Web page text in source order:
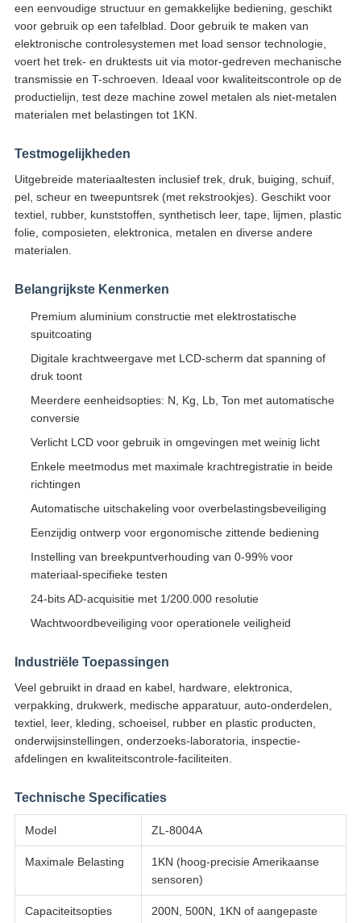
een eenvoudige structuur en gemakkelijke bediening, geschikt
voor gebruik op een tafelblad. Door gebruik te maken van
elektronische controlesystemen met load sensor technologie,
voert het trek- en druktests uit via motor-gedreven mechanische
transmissie en T-schroeven. Ideaal voor kwaliteitscontrole op de
productielijn, test deze machine zowel metalen als niet-metalen
materialen met belastingen tot 1KN.
Testmogelijkheden
Uitgebreide materiaaltesten inclusief trek, druk, buiging, schuif,
pel, scheur en tweepuntsrek (met rekstrookjes). Geschikt voor
textiel, rubber, kunststoffen, synthetisch leer, tape, lijmen, plastic
folie, composieten, elektronica, metalen en diverse andere
materialen.
Belangrijkste Kenmerken
Premium aluminium constructie met elektrostatische
spuitcoating
Digitale krachtweergave met LCD-scherm dat spanning of
druk toont
Meerdere eenheidsopties: N, Kg, Lb, Ton met automatische
conversie
Verlicht LCD voor gebruik in omgevingen met weinig licht
Enkele meetmodus met maximale krachtregistratie in beide
richtingen
Automatische uitschakeling voor overbelastingsbeveiliging
Eenzijdig ontwerp voor ergonomische zittende bediening
Instelling van breekpuntverhouding van 0-99% voor
materiaal-specifieke testen
24-bits AD-acquisitie met 1/200.000 resolutie
Wachtwoordbeveiliging voor operationele veiligheid
Industriële Toepassingen
Veel gebruikt in draad en kabel, hardware, elektronica,
verpakking, drukwerk, medische apparatuur, auto-onderdelen,
textiel, leer, kleding, schoeisel, rubber en plastic producten,
onderwijsinstellingen, onderzoeks-laboratoria, inspectie-
afdelingen en kwaliteitscontrole-faciliteiten.
Technische Specificaties
Model ZL-8004A
Maximale Belasting
1KN (hoog-precisie Amerikaanse
sensoren)
Capaciteitsopties
200N, 500N, 1KN of aangepaste